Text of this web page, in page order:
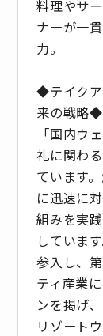
料理やサ
ナーが一
力。
◆テイクア
来の戦略◆
「国内ウ
礼に関わ
ています
に迅速に
組みを実
していま
参入し、
ティ産業
ンを掲げ
リゾート